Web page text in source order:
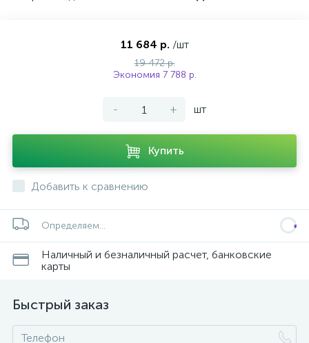
11 684 р. /шт
19 472 р.
Экономия 7 788 р.
- + шт
Купить
Добавить к сравнению
Определяем...
Наличный и безналичный расчет, банковские
карты
Быстрый заказ